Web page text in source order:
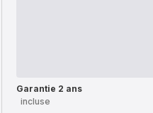
Garantie 2 ans
incluse